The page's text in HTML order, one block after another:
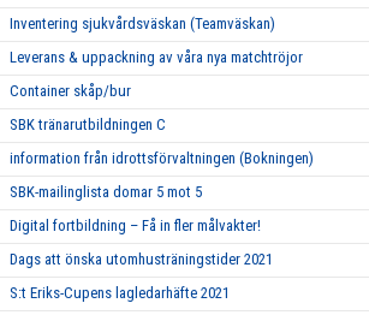
Inventering sjukvårdsväskan (Teamväskan)
Leverans & uppackning av våra nya matchtröjor
Container skåp/bur
SBK tränarutbildningen C
information från idrottsförvaltningen (Bokningen)
SBK-mailinglista domar 5 mot 5
Digital fortbildning – Få in fler målvakter!
Dags att önska utomhusträningstider 2021
S:t Eriks-Cupens lagledarhäfte 2021